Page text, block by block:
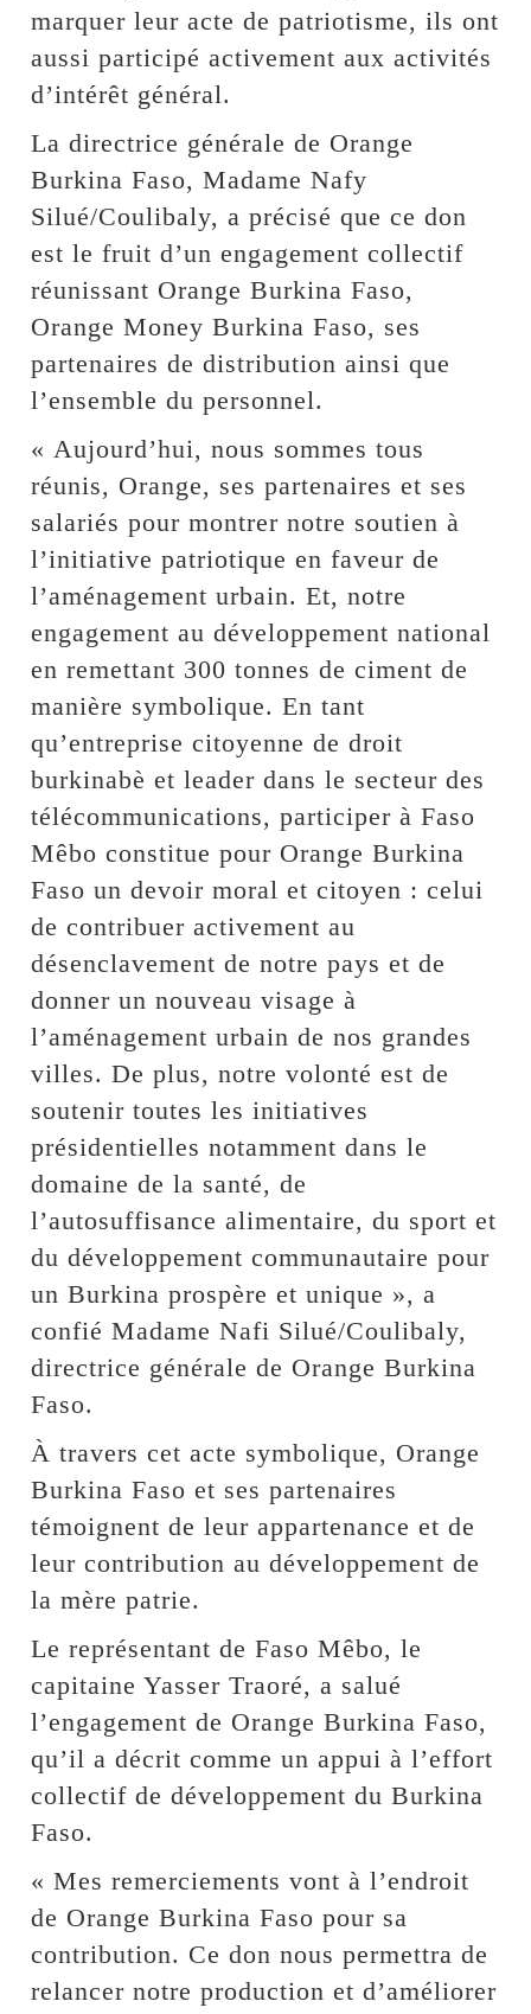
marquer leur acte de patriotisme, ils ont
aussi participé activement aux activités
d’intérêt général.
La directrice générale de Orange
Burkina Faso, Madame Nafy
Silué/Coulibaly, a précisé que ce don
est le fruit d’un engagement collectif
réunissant Orange Burkina Faso,
Orange Money Burkina Faso, ses
partenaires de distribution ainsi que
l’ensemble du personnel.
« Aujourd’hui, nous sommes tous
réunis, Orange, ses partenaires et ses
salariés pour montrer notre soutien à
l’initiative patriotique en faveur de
l’aménagement urbain. Et, notre
engagement au développement national
en remettant 300 tonnes de ciment de
manière symbolique. En tant
qu’entreprise citoyenne de droit
burkinabè et leader dans le secteur des
télécommunications, participer à Faso
Mêbo constitue pour Orange Burkina
Faso un devoir moral et citoyen : celui
de contribuer activement au
désenclavement de notre pays et de
donner un nouveau visage à
l’aménagement urbain de nos grandes
villes. De plus, notre volonté est de
soutenir toutes les initiatives
présidentielles notamment dans le
domaine de la santé, de
l’autosuffisance alimentaire, du sport et
du développement communautaire pour
un Burkina prospère et unique », a
confié Madame Nafi Silué/Coulibaly,
directrice générale de Orange Burkina
Faso.
À travers cet acte symbolique, Orange
Burkina Faso et ses partenaires
témoignent de leur appartenance et de
leur contribution au développement de
la mère patrie.
Le représentant de Faso Mêbo, le
capitaine Yasser Traoré, a salué
l’engagement de Orange Burkina Faso,
qu’il a décrit comme un appui à l’effort
collectif de développement du Burkina
Faso.
« Mes remerciements vont à l’endroit
de Orange Burkina Faso pour sa
contribution. Ce don nous permettra de
relancer notre production et d’améliorer